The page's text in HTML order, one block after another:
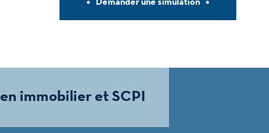
Demander une simulation
en immobilier et SCPI